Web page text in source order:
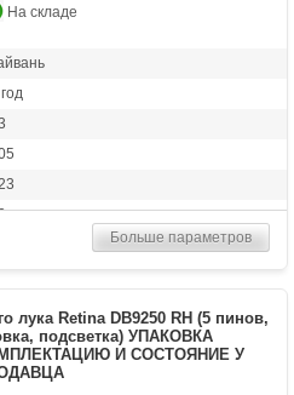
На складе
дюймов (36,8 см)
кивер на 4 стрелы, оптический
Больше параметров
Retina DB9250 RH (5 пинов,
подсветка) УПАКОВКА
И СОСТОЯНИЕ У